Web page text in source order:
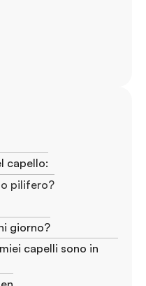
capello:
pilifero?
giorno?
capelli sono in